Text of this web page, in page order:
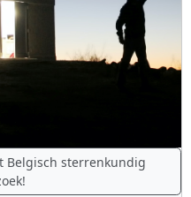
Belgisch sterrenkundig